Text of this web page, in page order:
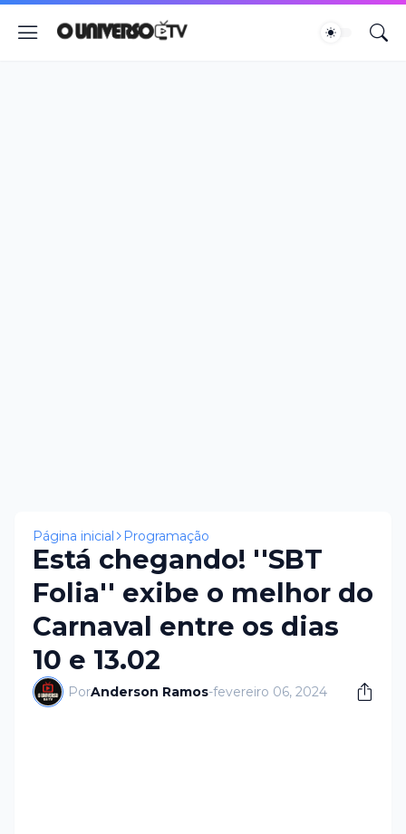
Página inicial Programação
Está chegando! ''SBT
Folia'' exibe o melhor do
Carnaval entre os dias
10 e 13.02
PorAnderson Ramos-fevereiro 06, 2024